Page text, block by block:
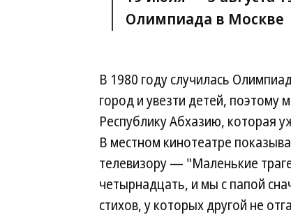
Олимпиада в Москве
В 1980 году случилась
город и увезти детей, поэтому
Республику Абхазию, которая
В местном кинотеатре
телевизору — "Маленькие
четырнадцать, и мы с папой
стихов, у которых другой не